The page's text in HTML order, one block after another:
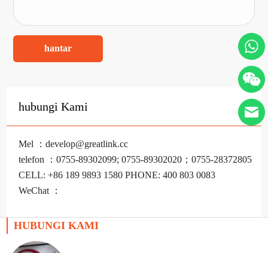
hantar
hubungi Kami
Mel ：develop@greatlink.cc
telefon ：0755-89302099; 0755-89302020；0755-28372805
CELL: +86 189 9893 1580 PHONE: 400 803 0083
WeChat ：
HUBUNGI KAMI